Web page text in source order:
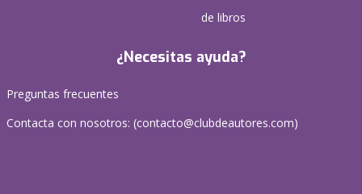
de libros
¿Necesitas ayuda?
Preguntas frecuentes
Contacta con nosotros: (contacto@clubdeautores.com)